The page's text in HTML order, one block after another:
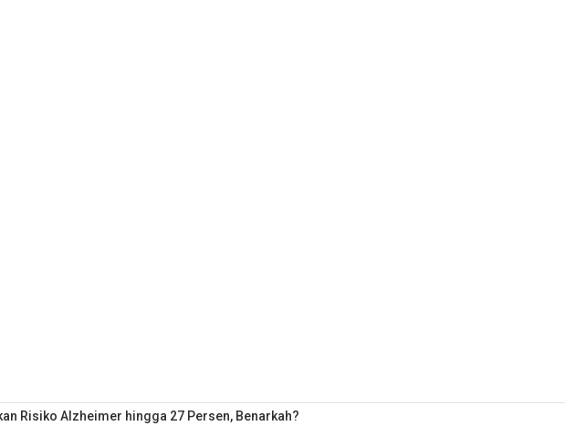
Risiko Alzheimer hingga 27 Persen, Benarkah?